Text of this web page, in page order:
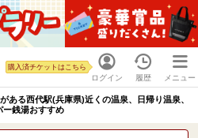
ログイン
購入済チケットはこちら
履歴 メニュー
ある西代駅(兵庫県)近くの温泉、日帰り温泉、
ー銭湯おすすめ